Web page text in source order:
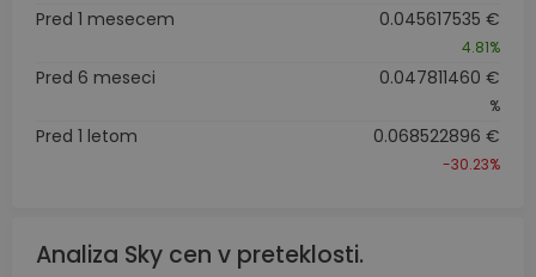
Pred 1 mesecem 0.045617535 €
4.81%
Pred 6 meseci 0.047811460 €
%
Pred 1 letom 0.068522896 €
-30.23%
Analiza Sky cen v preteklosti.